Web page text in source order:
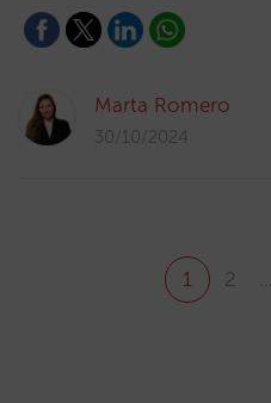
Marta Romero
30/10/2024
1 2